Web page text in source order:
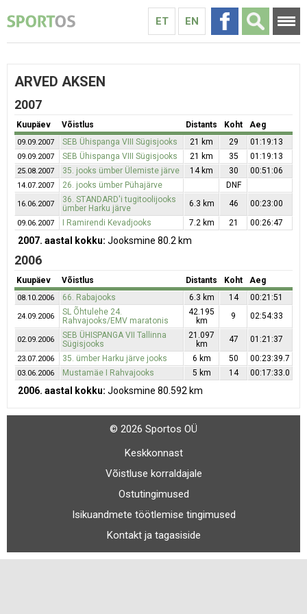
ET EN
ARVED AKSEN
2007
Kuupäev Võistlus Distants Koht Aeg
09.09.2007 SEB Ühispanga VIII Sügisjooks 21 km 29 01:19:13
09.09.2007 SEB Ühispanga VIII Sügisjooks 21 km 35 01:19:13
25.08.2007 35. jooks ümber Ülemiste järve 14 km 30 00:51:06
14.07.2007 26. jooks ümber Pühajärve DNF
16.06.2007
36. STANDARD'i tugitoolijooks
ümber Harku järve
6.3 km 46 00:23:00
09.06.2007 I Ramirendi Kevadjooks 7.2 km 21 00:26:47
2007. aastal kokku: Jooksmine 80.2 km
2006
Kuupäev Võistlus Distants Koht Aeg
08.10.2006 66. Rabajooks 6.3 km 14 00:21:51
24.09.2006
SL Õhtulehe 24.
Rahvajooks/EMV maratonis
42.195
km
9 02:54:33
02.09.2006
SEB ÜHISPANGA VII Tallinna
Sügisjooks
21.097
km
47 01:21:37
23.07.2006 35. ümber Harku järve jooks 6 km 50 00:23:39.7
03.06.2006 Mustamäe I Rahvajooks 5 km 14 00:17:33.0
2006. aastal kokku: Jooksmine 80.592 km
© 2026 Sportos OÜ
Keskkonnast
Võistluse korraldajale
Ostutingimused
Isikuandmete töötlemise tingimused
Kontakt ja tagasiside